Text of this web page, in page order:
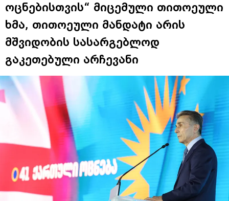
ოცნებისთვის“ მიცემული თითოეული
ხმა, თითოეული მანდატი არის
მშვიდობის სასარგებლოდ
გაკეთებული არჩევანი